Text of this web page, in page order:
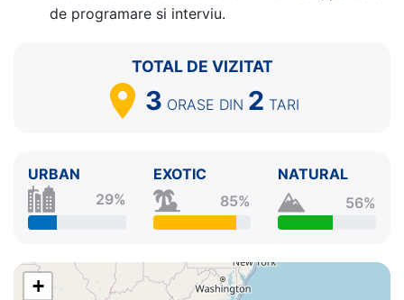
de programare si interviu.
TOTAL DE VIZITAT
3 ORASE DIN 2 TARI
URBAN
29%
EXOTIC
85%
NATURAL
56%
+